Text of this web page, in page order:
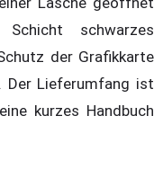
schwarzes
der Grafikkarte
Der Lieferumfang ist
kurzes Handbuch